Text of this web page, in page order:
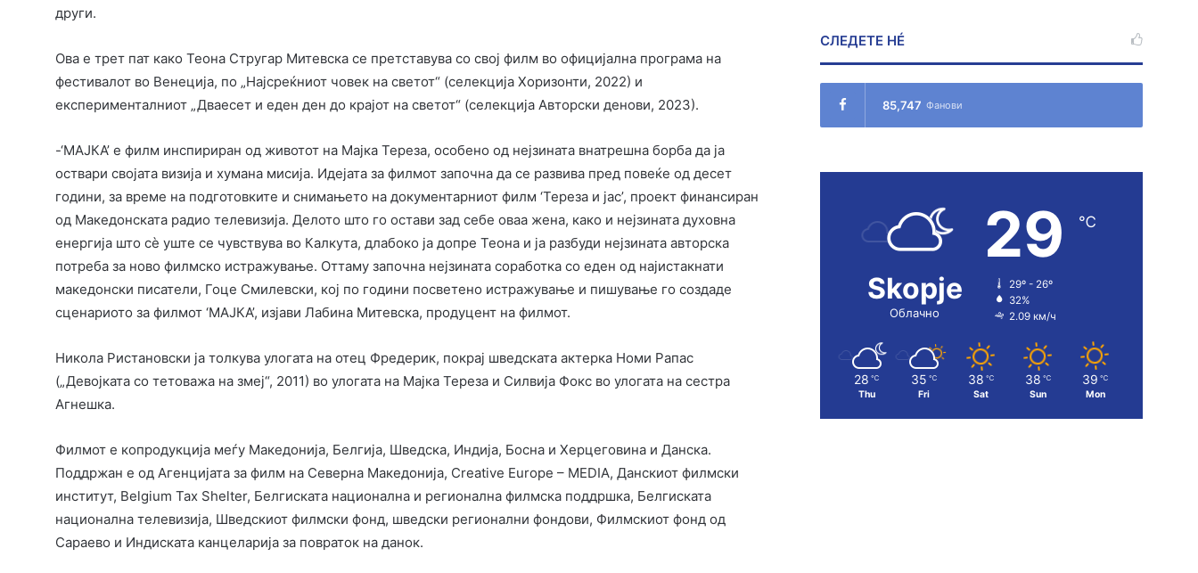
други.
Ова е трет пат како Теона Стругар Митевска се претставува со свој филм во официјална програма на
фестивалот во Венеција, по „Најсреќниот човек на светот“ (селекција Хоризонти, 2022) и
експерименталниот „Дваесет и еден ден до крајот на светот“ (селекција Авторски денови, 2023).
-‘МАЈКА’ е филм инспириран од животот на Мајка Тереза, особено од нејзината внатрешна борба да ја
оствари својата визија и хумана мисија. Идејата за филмот започна да се развива пред повеќе од десет
години, за време на подготовките и снимањето на документарниот филм ‘Тереза и јас’, проект финансиран
од Македонската радио телевизија. Делото што го остави зад себе оваа жена, како и нејзината духовна
енергија што сè уште се чувствува во Калкута, длабоко ја допре Теона и ја разбуди нејзината авторска
потреба за ново филмско истражување. Оттаму започна нејзината соработка со еден од најистакнати
македонски писатели, Гоце Смилевски, кој по години посветено истражување и пишување го создаде
сценариото за филмот ‘МАЈКА’, изјави Лабина Митевска, продуцент на филмот.
Никола Ристановски ја толкува улогата на отец Фредерик, покрај шведската актерка Номи Рапас
(„Девојката со тетоважа на змеј“, 2011) во улогата на Мајка Тереза и Силвија Фокс во улогата на сестра
Агнешка.
Филмот е копродукција меѓу Македонија, Белгија, Шведска, Индија, Босна и Херцеговина и Данска.
Поддржан е од Агенцијата за филм на Северна Македонија, Creative Europe – MEDIA, Данскиот филмски
институт, Belgium Tax Shelter, Белгиската национална и регионална филмска поддршка, Белгиската
национална телевизија, Шведскиот филмски фонд, шведски регионални фондови, Филмскиот фонд од
Сараево и Индиската канцеларија за повраток на данок.
СЛЕДЕТЕ НÉ
85,747 Фанови
Skopje
Облачно
29 ℃
29º - 26º
32%
2.09 км/ч
28 ℃
Thu
35 ℃
Fri
38 ℃
Sat
38 ℃
Sun
39 ℃
Mon